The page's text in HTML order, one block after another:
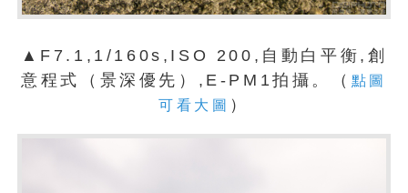
▲F7.1,1/160s,ISO 200,自動白平衡,創
意程式（景深優先）,E-PM1拍攝。（ 點圖
可看大圖 ）